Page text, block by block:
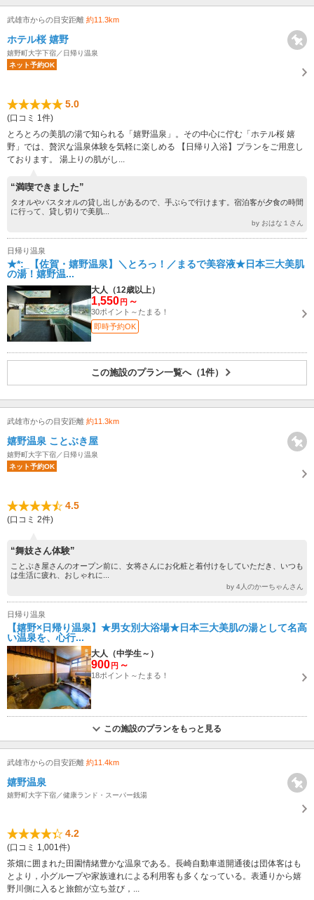
武雄市からの目安距離 約11.3km
ホテル桜 嬉野
嬉野町大字下宿／日帰り温泉
ネット予約OK
5.0
(口コミ 1件)
とろとろの美肌の湯で知られる「嬉野温泉」。その中心に佇む「ホテル桜 嬉
野」では、贅沢な温泉体験を気軽に楽しめる 【日帰り入浴】プランをご用意し
ております。 湯上りの肌がし...
“満喫できました”
タオルやバスタオルの貸し出しがあるので、手ぶらで行けます。宿泊客が夕食の時間
に行って、貸し切りで美肌...
by おはな１さん
日帰り温泉
★*:_【佐賀・嬉野温泉】＼とろっ！／まるで美容液★日本三大美肌
の湯！嬉野温...
大人（12歳以上）
1,550 円 ～
30ポイント～たまる！
即時予約OK
この施設のプラン一覧へ（1件）
武雄市からの目安距離 約11.3km
嬉野温泉 ことぶき屋
嬉野町大字下宿／日帰り温泉
ネット予約OK
4.5
(口コミ 2件)
“舞妓さん体験”
ことぶき屋さんのオープン前に、女将さんにお化粧と着付けをしていただき、いつも
は生活に疲れ、おしゃれに...
by 4人のかーちゃんさん
日帰り温泉
【嬉野×日帰り温泉】★男女別大浴場★日本三大美肌の湯として名高
い温泉を、心行...
大人（中学生～）
900 円 ～
18ポイント～たまる！
この施設のプランをもっと見る
武雄市からの目安距離 約11.4km
嬉野温泉
嬉野町大字下宿／健康ランド・スーパー銭湯
4.2
(口コミ 1,001件)
茶畑に囲まれた田園情緒豊かな温泉である。長崎自動車道開通後は団体客はも
とより，小グループや家族連れによる利用客も多くなっている。表通りから嬉
野川側に入ると旅館が立ち並び，...